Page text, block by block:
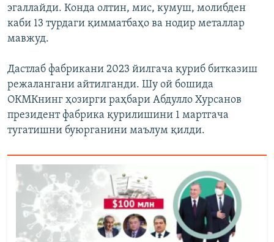
эгаллайди. Конда олтин, мис, кумуш, молибден
каби 13 турдаги қимматбаҳо ва нодир металлар
мавжуд.
Дастлаб фабрикани 2023 йилгача қуриб битказиш
режалангани айтилганди. Шу ой бошида
ОКМКнинг ҳозирги раҳбари Абдулло Хурсанов
президент фабрика қурилишини 1 мартгача
тугатишни буюрганини маълум қилди.